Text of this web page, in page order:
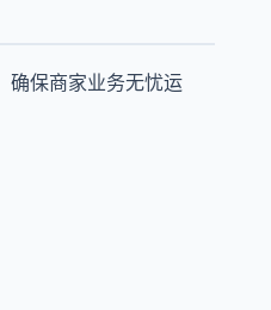
确保商家业务无忧运